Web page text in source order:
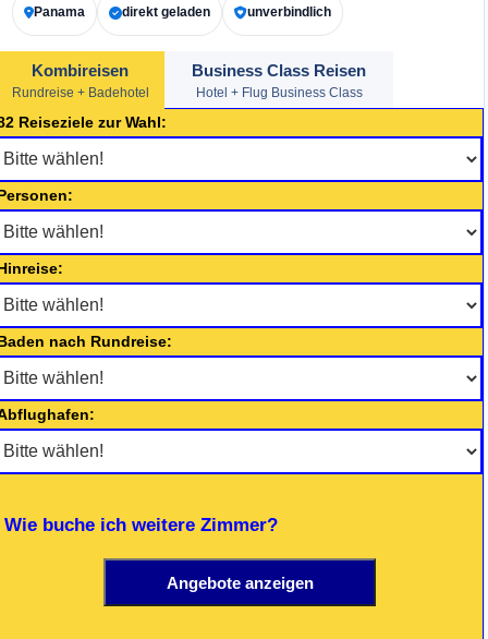
Panama direkt geladen unverbindlich
Kombireisen
Rundreise + Badehotel
Business Class Reisen
Hotel + Flug Business Class
Reiseziele zur Wahl:
nach Rundreise:
Wie buche ich weitere Zimmer?